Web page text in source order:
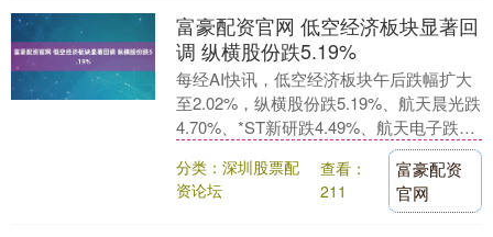
富豪配资官网 低空经济板块显著回
调 纵横股份跌5.19%
每经AI快讯，低空经济板块午后跌幅扩大
至2.02%，纵横股份跌5.19%、航天晨光跌
4.70%、*ST新研跌4.49%、航天电子跌
分类：深圳股票配
资论坛
查看：
211
富豪配资
官网